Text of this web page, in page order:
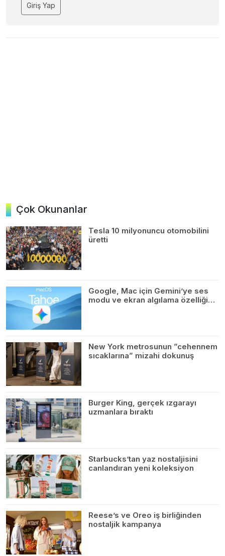
Giriş Yap
Çok Okunanlar
Tesla 10 milyonuncu otomobilini
üretti
Google, Mac için Gemini’ye ses
modu ve ekran algılama özelliği…
New York metrosunun ”cehennem
sıcaklarına” mizahi dokunuş
Burger King, gerçek ızgarayı
uzmanlara bıraktı
Starbucks’tan yaz nostaljisini
canlandıran yeni koleksiyon
Reese’s ve Oreo iş birliğinden
nostaljik kampanya